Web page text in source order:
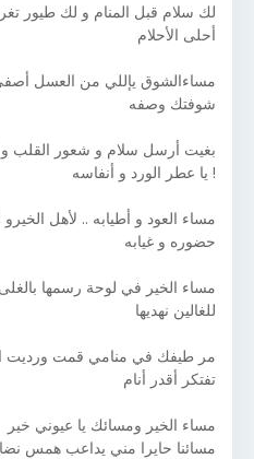
لك سلام قبل المنام و لك طيور
أحلى الأحلام
مساءالشوق يإللي من العسل
شوفتك وصفه
بغيت أرسل سلام و شعور القلب
! يا عطر الورد و أنفاسه
مساء العود و أطيابه .. لأهل
حضوره و غيابه
مساء الخير في لوحة رسمها بالغلى
للغالين نهديها
مر طيفك في منامي قمت ورديت
تفتكر أقدر أنام
مساء الخير ومسائك يا عيوني خير
مسائنا حايرا مني يداعب همس